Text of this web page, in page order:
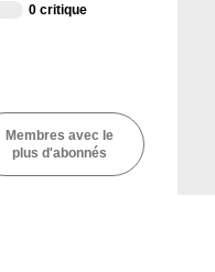
0 critique
Membres avec le
plus d'abonnés